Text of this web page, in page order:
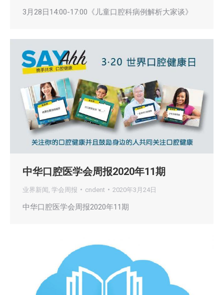
3月28日14:00-17:00《儿童口腔科病例解析大家谈》
中华口腔医学会周报2020年11期
业界新闻 学会周报 cndent 2020年3月24日
中华口腔医学会周报2020年11期